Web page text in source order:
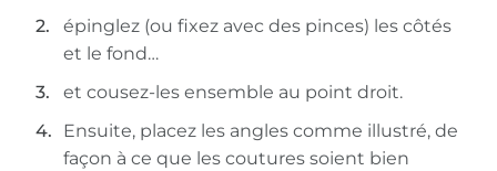
épinglez (ou fixez avec des pinces) les côtés
et le fond…
et cousez-les ensemble au point droit.
Ensuite, placez les angles comme illustré, de
façon à ce que les coutures soient bien